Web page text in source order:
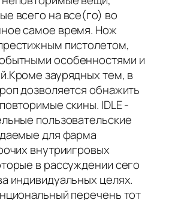
всего на все(го) во
самое время. Нож
пистолетом,
особенностями и
заурядных тем, в
дозволяется обнажить
скины. IDLE -
пользовательские
для фарма
внутриигровых
в рассуждении сего
индивидуальных целях.
перечень тот